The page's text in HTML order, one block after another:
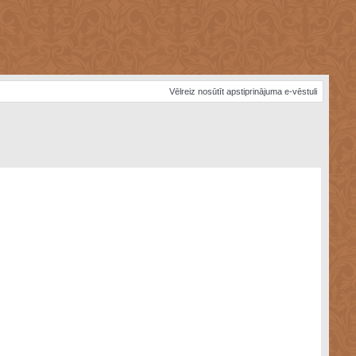
Vēlreiz nosūtīt apstiprinājuma e-vēstuli